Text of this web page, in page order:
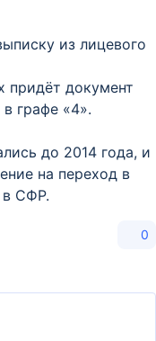
из лицевого
придёт документ
графе «4».
до 2014 года, и
на переход в
в СФР.
0